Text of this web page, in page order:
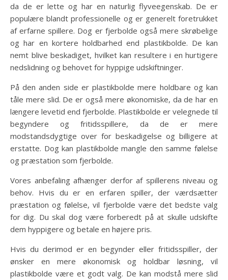
da de er lette og har en naturlig flyveegenskab. De er
populære blandt professionelle og er generelt foretrukket
af erfarne spillere. Dog er fjerbolde også mere skrøbelige
og har en kortere holdbarhed end plastikbolde. De kan
nemt blive beskadiget, hvilket kan resultere i en hurtigere
nedslidning og behovet for hyppige udskiftninger.
På den anden side er plastikbolde mere holdbare og kan
tåle mere slid. De er også mere økonomiske, da de har en
længere levetid end fjerbolde. Plastikbolde er velegnede til
begyndere og fritidsspillere, da de er mere
modstandsdygtige over for beskadigelse og billigere at
erstatte. Dog kan plastikbolde mangle den samme følelse
og præstation som fjerbolde.
Vores anbefaling afhænger derfor af spillerens niveau og
behov. Hvis du er en erfaren spiller, der værdsætter
præstation og følelse, vil fjerbolde være det bedste valg
for dig. Du skal dog være forberedt på at skulle udskifte
dem hyppigere og betale en højere pris.
Hvis du derimod er en begynder eller fritidsspiller, der
ønsker en mere økonomisk og holdbar løsning, vil
plastikbolde være et godt valg. De kan modstå mere slid